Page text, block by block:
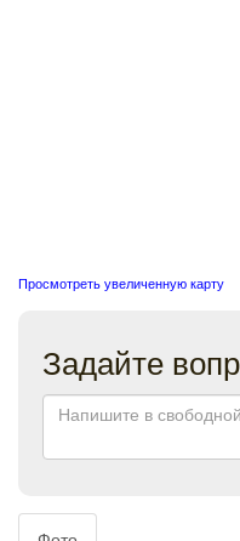
Просмотреть увеличенную карту
Задайте